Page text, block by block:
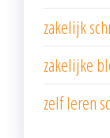
zakelijk
zakelijke
zelf leren